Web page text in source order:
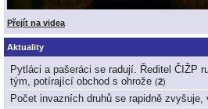
Přejít na videa
Aktuality
Pytláci a pašeráci se radují. Ředitel ČIŽP
tým, potírající obchod s ohrože (2)
Počet invazních druhů se rapidně zvyšuje,